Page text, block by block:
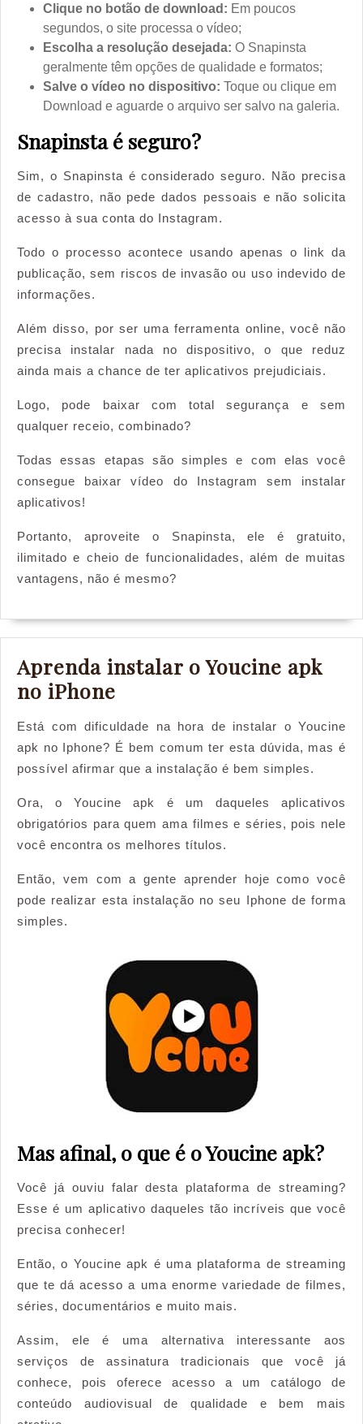
Clique no botão de download: Em poucos
segundos, o site processa o vídeo;
Escolha a resolução desejada: O Snapinsta
geralmente têm opções de qualidade e formatos;
Salve o vídeo no dispositivo: Toque ou clique em
Download e aguarde o arquivo ser salvo na galeria.
Snapinsta é seguro?
Sim, o Snapinsta é considerado seguro. Não precisa
de cadastro, não pede dados pessoais e não solicita
acesso à sua conta do Instagram.
Todo o processo acontece usando apenas o link da
publicação, sem riscos de invasão ou uso indevido de
informações.
Além disso, por ser uma ferramenta online, você não
precisa instalar nada no dispositivo, o que reduz
ainda mais a chance de ter aplicativos prejudiciais.
Logo, pode baixar com total segurança e sem
qualquer receio, combinado?
Todas essas etapas são simples e com elas você
consegue baixar vídeo do Instagram sem instalar
aplicativos!
Portanto, aproveite o Snapinsta, ele é gratuito,
ilimitado e cheio de funcionalidades, além de muitas
vantagens, não é mesmo?
Aprenda instalar o Youcine apk
no iPhone
o
Youcine
no
iPhone
Está com dificuldade na hora de instalar o Youcine
apk no Iphone? É bem comum ter esta dúvida, mas é
possível afirmar que a instalação é bem simples.
Ora, o Youcine apk é um daqueles aplicativos
obrigatórios para quem ama filmes e séries, pois nele
você encontra os melhores títulos.
Então, vem com a gente aprender hoje como você
pode realizar esta instalação no seu Iphone de forma
simples.
Mas afinal, o que é o Youcine apk?
Você já ouviu falar desta plataforma de streaming?
Esse é um aplicativo daqueles tão incríveis que você
precisa conhecer!
Então, o Youcine apk é uma plataforma de streaming
que te dá acesso a uma enorme variedade de filmes,
séries, documentários e muito mais.
Assim, ele é uma alternativa interessante aos
serviços de assinatura tradicionais que você já
conhece, pois oferece acesso a um catálogo de
conteúdo audiovisual de qualidade e bem mais